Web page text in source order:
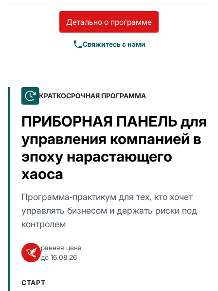
Детально о программе
Свяжитесь с нами
КРАТКОСРОЧНАЯ ПРОГРАММА
ПРИБОРНАЯ ПАНЕЛЬ для
управления компанией в
эпоху нарастающего
хаоса
Программа‑практикум для тех, кто хочет
управлять бизнесом и держать риски под
контролем
ранняя цена
до 16.08.26
СТАРТ